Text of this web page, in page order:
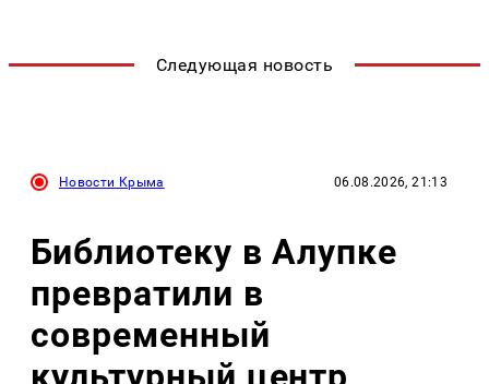
Следующая новость
Новости Крыма 06.08.2026, 21:13
Библиотеку в Алупке
превратили в
современный